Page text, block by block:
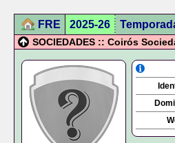
FRE 2025-26
SOCIEDADES :: Coirós